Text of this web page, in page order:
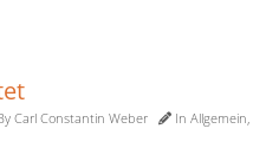
Carl Constantin Weber In Allgemein